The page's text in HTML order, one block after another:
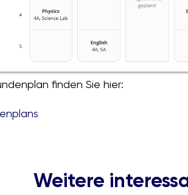
finden Sie hier:
Weitere